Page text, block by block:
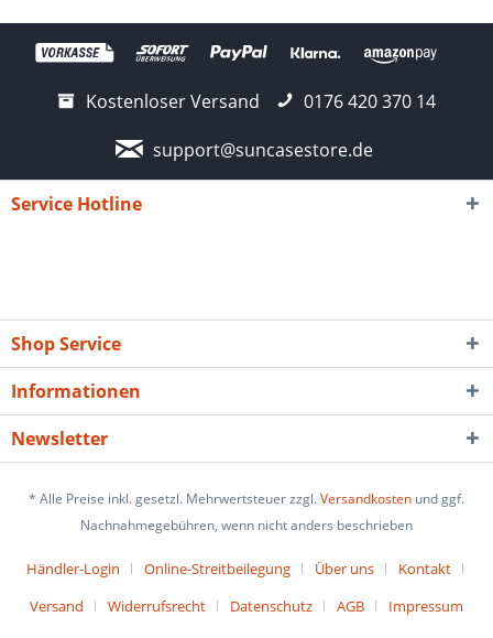
Kostenloser Versand
0176 420 370 14
support@suncasestore.de
Service Hotline
Shop Service
Informationen
Newsletter
* Alle Preise inkl. gesetzl. Mehrwertsteuer zzgl.Versandkosten und ggf.
Nachnahmegebühren, wenn nicht anders beschrieben
Händler-Login Online-Streitbeilegung Über uns
Kontakt
Versand
Widerrufsrecht Datenschutz AGB Impressum